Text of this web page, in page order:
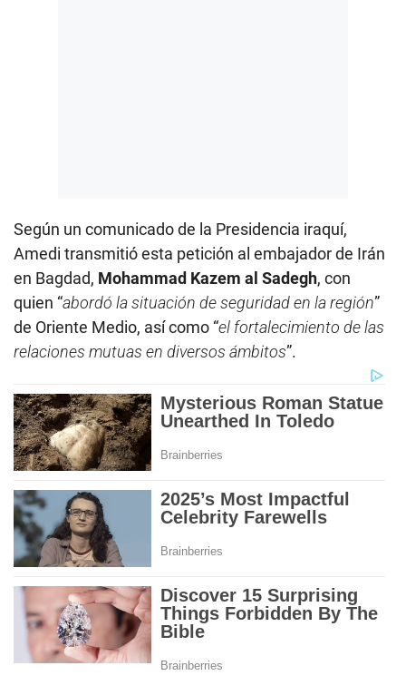
Según un comunicado de la Presidencia iraquí,
Amedi transmitió esta petición al embajador de Irán
en Bagdad, Mohammad Kazem al Sadegh, con
quien “abordó la situación de seguridad en la región”
de Oriente Medio, así como “el fortalecimiento de las
relaciones mutuas en diversos ámbitos”.